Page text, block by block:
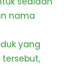
nama
yang